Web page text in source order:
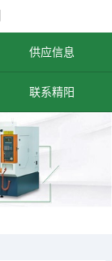
供应信息
联系精阳